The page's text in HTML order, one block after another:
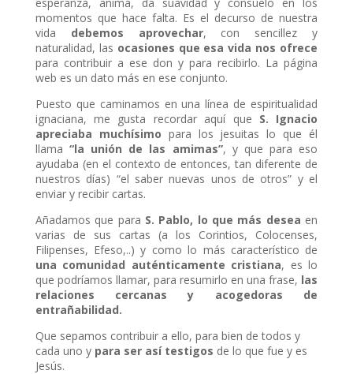
momentos que hace falta. Es el decurso de nuestra
vida debemos aprovechar, con sencillez y
naturalidad, las ocasiones que esa vida nos ofrece
para contribuir a ese don y para recibirlo. La página
web es un dato más en ese conjunto.
Puesto que caminamos en una línea de espiritualidad
ignaciana, me gusta recordar aquí que S. Ignacio
apreciaba muchísimo para los jesuitas lo que él
llama “la unión de las amimas”, y que para eso
ayudaba (en el contexto de entonces, tan diferente de
nuestros días) “el saber nuevas unos de otros” y el
enviar y recibir cartas.
Añadamos que para S. Pablo, lo que más desea en
varias de sus cartas (a los Corintios, Colocenses,
Filipenses, Efeso,..) y como lo más característico de
una comunidad auténticamente cristiana, es lo
que podríamos llamar, para resumirlo en una frase, las
relaciones cercanas y acogedoras de
entrañabilidad.
Que sepamos contribuir a ello, para bien de todos y
cada uno y para ser así testigos de lo que fue y es
Jesús.